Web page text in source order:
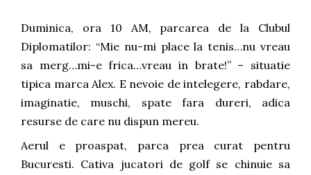
Duminica, ora 10 AM, parcarea de la Clubul
Diplomatilor: “Mie nu-mi place la tenis…nu vreau
sa merg…mi-e frica…vreau in brate!” – situatie
tipica marca Alex. E nevoie de intelegere, rabdare,
imaginatie, muschi, spate fara dureri, adica
resurse de care nu dispun mereu.
Aerul e proaspat, parca prea curat pentru
Bucuresti. Cativa jucatori de golf se chinuie sa